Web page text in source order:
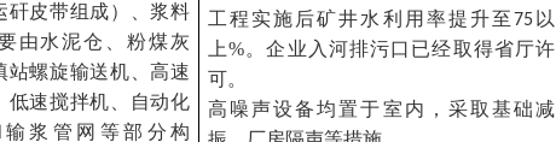
矸皮带组成）、浆料
由水泥仓、粉煤灰
站螺旋输送机、高速
低速搅拌机、自动化
浆管网等部分构
工程实施后矿井水利用率提升至 75以
上%。企业入河排污口已经取得省厅许
可。
高噪声设备均置于室内，采取基础减